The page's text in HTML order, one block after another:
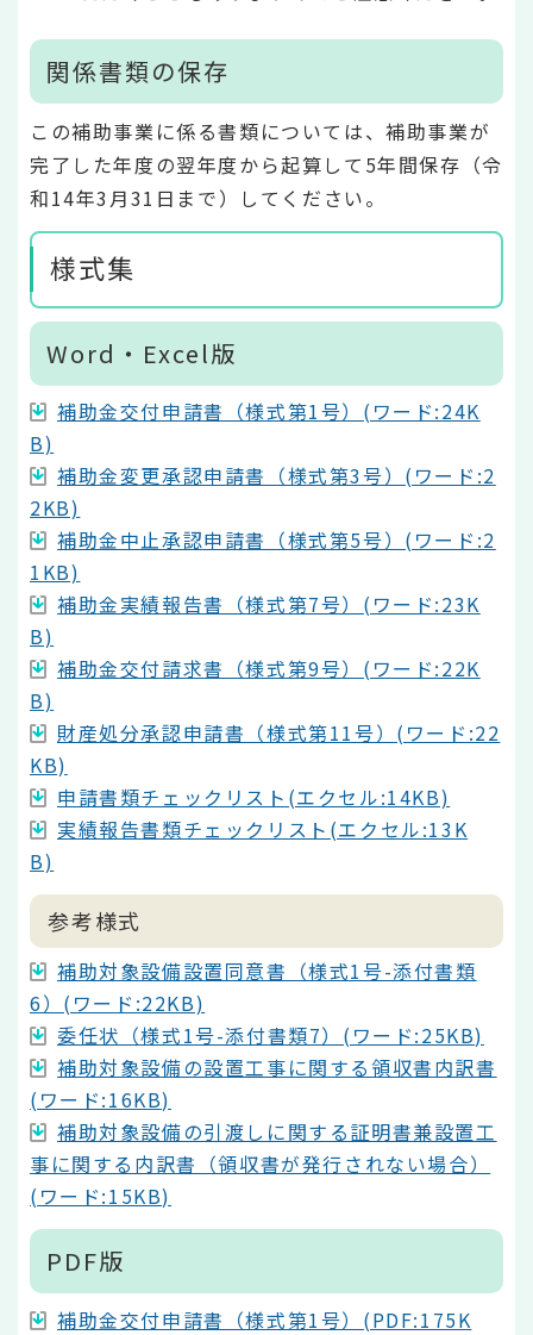
関係書類の保存
この補助事業に係る書類については、補助事業が
完了した年度の翌年度から起算して5年間保存（令
和14年3月31日まで）してください。
様式集
Word・Excel版
補助金交付申請書（様式第1号）(ワード:24K
B)
補助金変更承認申請書（様式第3号）(ワード:2
2KB)
補助金中止承認申請書（様式第5号）(ワード:2
1KB)
補助金実績報告書（様式第7号）(ワード:23K
B)
補助金交付請求書（様式第9号）(ワード:22K
B)
財産処分承認申請書（様式第11号）(ワード:22
KB)
申請書類チェックリスト(エクセル:14KB)
実績報告書類チェックリスト(エクセル:13K
B)
参考様式
補助対象設備設置同意書（様式1号-添付書類
6）(ワード:22KB)
委任状（様式1号-添付書類7）(ワード:25KB)
補助対象設備の設置工事に関する領収書内訳書
(ワード:16KB)
補助対象設備の引渡しに関する証明書兼設置工
事に関する内訳書（領収書が発行されない場合）
(ワード:15KB)
PDF版
補助金交付申請書（様式第1号）(PDF:175K